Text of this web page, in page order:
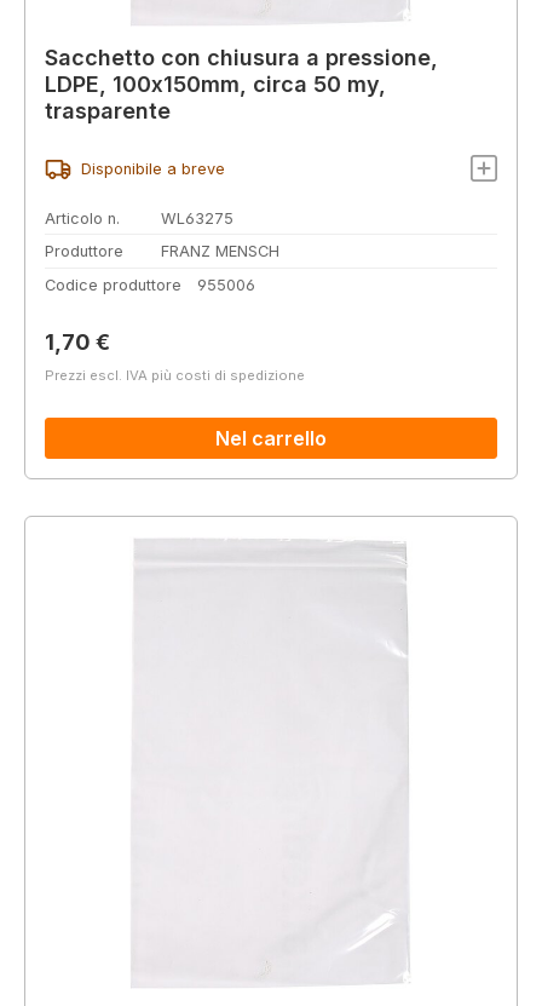
Sacchetto con chiusura a pressione,
LDPE, 100x150mm, circa 50 my,
trasparente
Disponibile a breve
Articolo n.
WL63275
Produttore
FRANZ MENSCH
Codice produttore
955006
Prezzo normale:
1,70 €
Prezzi escl. IVA più costi di spedizione
Nel carrello